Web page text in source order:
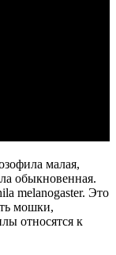
малая,
обыкновенная.
melanogaster. Это
мошки,
относятся к